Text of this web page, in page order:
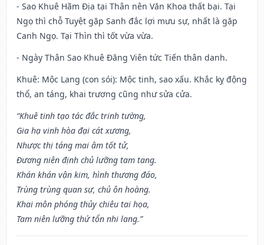
- Sao Khuê Hãm Địa tại Thân nên Văn Khoa thất bại. Tại
Ngọ thì chỗ Tuyệt gặp Sanh đắc lợi mưu sự, nhất là gặp
Canh Ngọ. Tại Thìn thì tốt vừa vừa.
- Ngày Thân Sao Khuê Đăng Viên tức Tiến thân danh.
Khuê: Mộc Lang (con sói): Mộc tinh, sao xấu. Khắc kỵ động
thổ, an táng, khai trương cũng như sửa cửa.
“Khuê tinh tạo tác đắc trinh tường,
Gia hạ vinh hòa đại cát xương,
Nhược thị táng mai âm tốt tử,
Đương niên định chủ lưỡng tam tang.
Khán khán vận kim, hình thương đáo,
Trùng trùng quan sự, chủ ôn hoàng.
Khai môn phóng thủy chiêu tai họa,
Tam niên lưỡng thứ tổn nhi lang.”